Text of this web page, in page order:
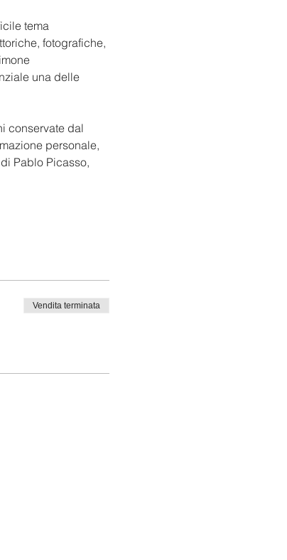
tema
fotografiche,
una delle
conservate dal
personale,
Pablo Picasso,
Vendita terminata